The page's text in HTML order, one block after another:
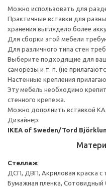
Можно использовать для
Практичные вставки для
хранения выглядело более
Для сборки этой мебели
Для различного типа стен
Выберите подходящие для
саморезы и т. п. (не
Настенные крепления
Эту мебель необходимо
стенного крепежа.
Можно дополнить вставкой
Дизайнер:
IKEA of Sweden/Tord
Стеллаж
ДСП, ДВП, Акриловая краска с
Бумажная пленка, Сотовидный